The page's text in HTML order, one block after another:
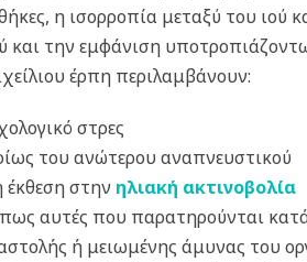
η ισορροπία μεταξύ του
και την εμφάνιση
έρπη περιλαμβάνουν:
στρες
του ανώτερου αναπνευστικού
στην ηλιακή ακτινοβολία
αυτές που παρατηρούνται
ή μειωμένης άμυνας του